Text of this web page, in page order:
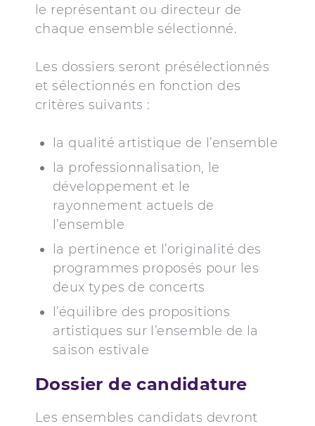
le représentant ou directeur de
chaque ensemble sélectionné.
Les dossiers seront présélectionnés
et sélectionnés en fonction des
critères suivants :
la qualité artistique de l’ensemble
la professionnalisation, le
développement et le
rayonnement actuels de
l’ensemble
la pertinence et l’originalité des
programmes proposés pour les
deux types de concerts
l’équilibre des propositions
artistiques sur l’ensemble de la
saison estivale
Dossier de candidature
Les ensembles candidats devront